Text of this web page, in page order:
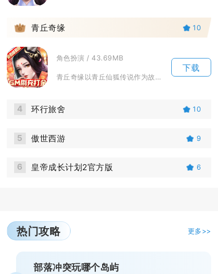
3 青丘奇缘 10
角色扮演 / 43.69MB
青丘奇缘以青丘仙狐传说作为故事基底，打造3D国风仙侠开放世界。玩家将踏入三界仙境，跟随主线...
下载
4 环行旅舍 10
5 傲世西游 9
6 皇帝成长计划2官方版 6
热门攻略 更多>>
部落冲突玩哪个岛屿